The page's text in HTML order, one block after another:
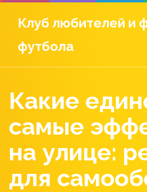
Клуб любителей и
футбола
Какие
самые
на улице:
для